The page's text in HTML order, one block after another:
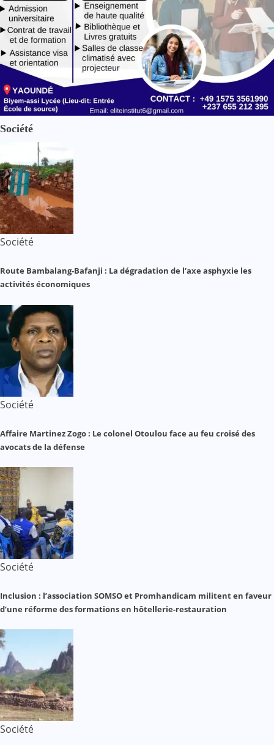
Société
Société
Route Bambalang-Bafanji : La dégradation de l’axe asphyxie les
activités économiques
Société
Affaire Martinez Zogo : Le colonel Otoulou face au feu croisé des
avocats de la défense
Société
Inclusion : l’association SOMSO et Promhandicam militent en faveur
d’une réforme des formations en hôtellerie-restauration
Société